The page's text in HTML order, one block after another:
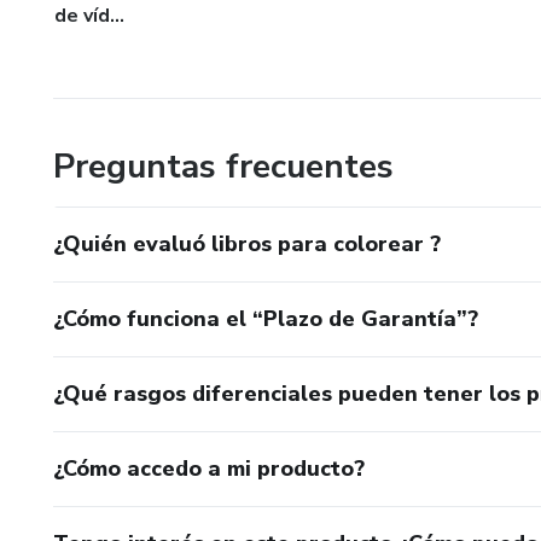
de víd...
Preguntas frecuentes
¿Quién evaluó libros para colorear ?
¿Cómo funciona el “Plazo de Garantía”?
¿Qué rasgos diferenciales pueden tener los
¿Cómo accedo a mi producto?